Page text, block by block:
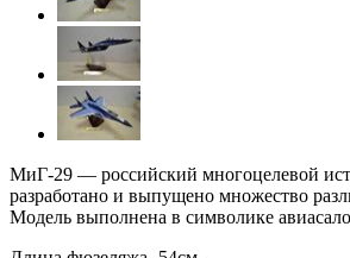
МиГ-29 — российский многоцелевой
разработано и выпущено множество
Модель выполнена в символике